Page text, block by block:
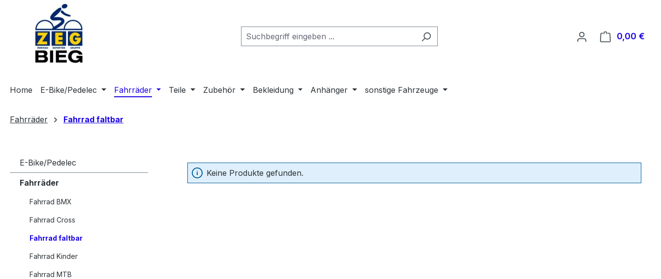
Hauptinhalt springen
Zur Suche springen
Zur Hauptnavigation springen
0,00 €
Home E-Bike/Pedelec Fahrräder Teile Zubehör Bekleidung Anhänger sonstige Fahrzeuge
Fahrräder Fahrrad faltbar
E-Bike/Pedelec
Fahrräder
Fahrrad BMX
Fahrrad Cross
Fahrrad faltbar
Fahrrad Kinder
Fahrrad MTB
Keine Produkte gefunden.